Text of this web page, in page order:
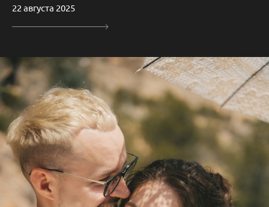
22 августа 2025